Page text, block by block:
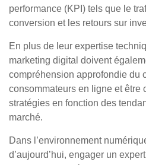
performance (KPI) tels que le
conversion et les retours sur
En plus de leur expertise
marketing digital doivent
compréhension approfondie du
consommateurs en ligne et être
stratégies en fonction des
marché.
Dans l’environnement
d’aujourd’hui, engager un